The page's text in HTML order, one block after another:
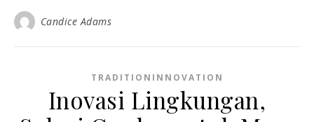
Candice Adams
TRADITIONINNOVATION
Inovasi Lingkungan,